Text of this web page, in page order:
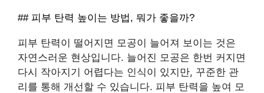
## 피부 탄력 높이는 방법, 뭐가 좋을까?
피부 탄력이 떨어지면 모공이 늘어져 보이는 것은
자연스러운 현상입니다. 늘어진 모공은 한번 커지면
다시 작아지기 어렵다는 인식이 있지만, 꾸준한 관
리를 통해 개선할 수 있습니다. 피부 탄력을 높여 모